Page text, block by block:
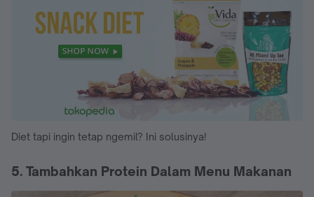
Diet tapi ingin tetap ngemil? Ini solusinya!
5. Tambahkan Protein Dalam Menu Makanan